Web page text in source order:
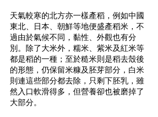
天氣較寒的北方亦一樣產稻，例如中國
東北、日本、朝鮮等地便盛產稻米，不
過由於氣候不同，黏性、外觀也有分
別。除了大米外，糯米、紫米及紅米等
都是稻的一種；至於糙米則是稻去殼後
的形態，仍保留米糠及胚芽部分，白米
則連這些部分都去除，只剩下胚乳，雖
然入口軟滑得多，但營養卻也被磨掉了
大部分。